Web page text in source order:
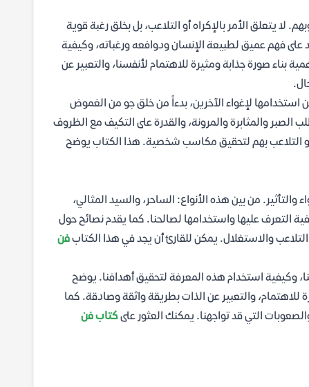
لا يتعلق الأمر بالإكراه أو التلاعب، بل بخلق رغبة قوية
على فهم عميق لطبيعة الإنسان ودوافعه ورغباته، وكيفية
صورة جذابة ومثيرة للاهتمام لأنفسنا، والتعبير عن
لإغواء الآخرين، بدءاً من خلق جو من الغموض
الصبر والمثابرة والمرونة، والقدرة على التكيف مع الظروف
أو التلاعب بهم لتحقيق مكاسب شخصية. هذا الكتاب يوضح
من بين هذه الأنواع: الساحر، والسيد المثالي،
التعرف عليها واستخدامها لصالحنا. كما يقدم نصائح حول
والاستغلال. يمكن للقارئ أن يجد في هذا الكتابفن
وكيفية استخدام هذه المعرفة لتحقيق أهدافنا. يوضح
والتعبير عن الذات بطريقة واثقة وصادقة. كما
التي قد تواجهنا. يمكنك العثور علىكتاب فن